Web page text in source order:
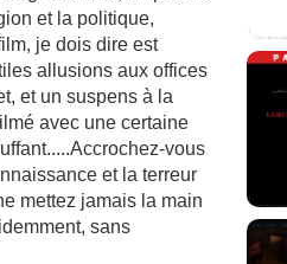
et la politique,
je dois dire est
allusions aux offices
et un suspens à la
avec une certaine
vous
et la terreur
mettez jamais la main
sans